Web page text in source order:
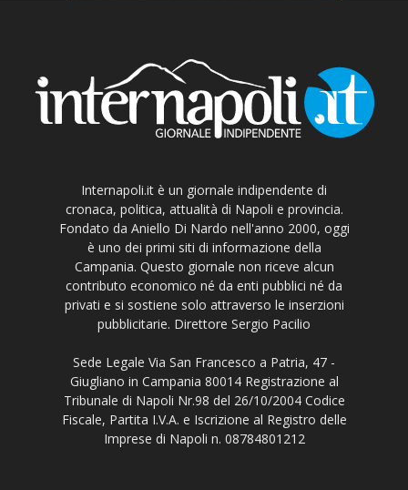
Internapoli.it è un giornale indipendente di
cronaca, politica, attualità di Napoli e provincia.
Fondato da Aniello Di Nardo nell'anno 2000, oggi
è uno dei primi siti di informazione della
Campania. Questo giornale non riceve alcun
contributo economico né da enti pubblici né da
privati e si sostiene solo attraverso le inserzioni
pubblicitarie. Direttore Sergio Pacilio
Sede Legale Via San Francesco a Patria, 47 -
Giugliano in Campania 80014 Registrazione al
Tribunale di Napoli Nr.98 del 26/10/2004 Codice
Fiscale, Partita I.V.A. e Iscrizione al Registro delle
Imprese di Napoli n. 08784801212